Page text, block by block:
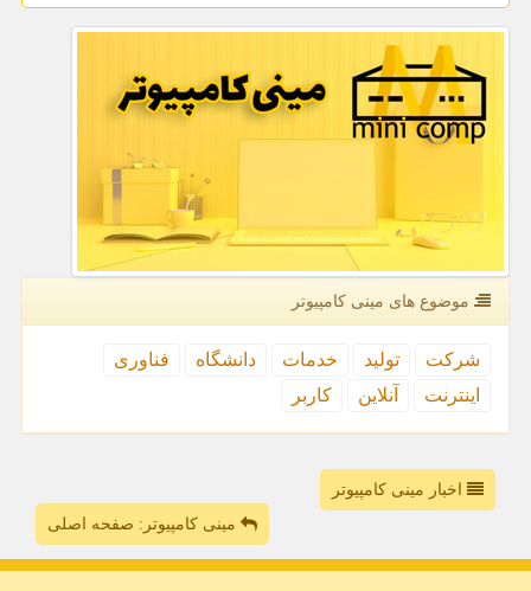
موضوع های مینی كامپیوتر
شركت تولید خدمات دانشگاه
فناوری
اینترنت
آنلاین كاربر
اخبار مینی کامپیوتر
مینی کامپیوتر: صفحه اصلی